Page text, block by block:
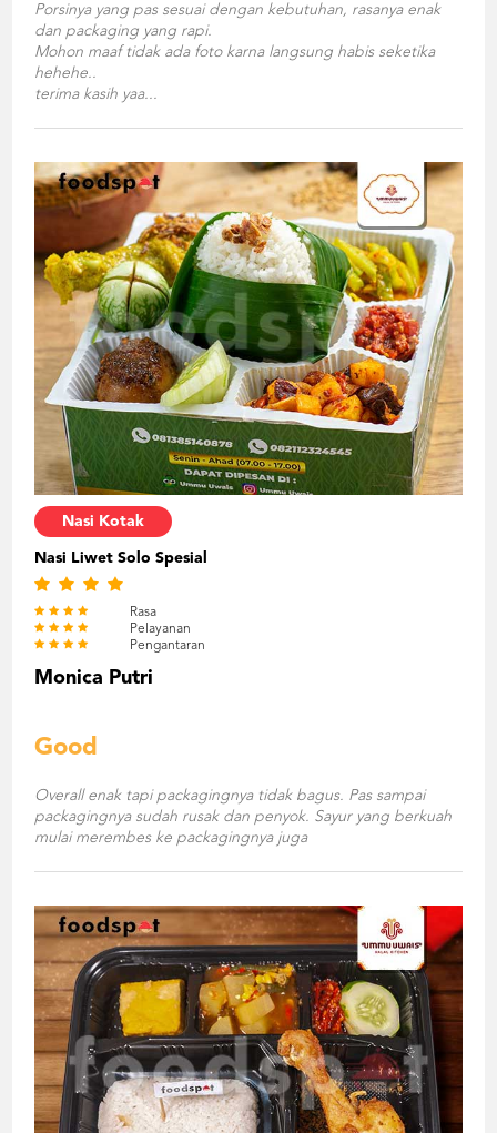
Porsinya yang pas sesuai dengan kebutuhan, rasanya enak
dan packaging yang rapi.
Mohon maaf tidak ada foto karna langsung habis seketika
hehehe..
terima kasih yaa...
Nasi Kotak
Nasi Liwet Solo Spesial
Rasa
Pelayanan
Pengantaran
Monica Putri
Good
Overall enak tapi packagingnya tidak bagus. Pas sampai
packagingnya sudah rusak dan penyok. Sayur yang berkuah
mulai merembes ke packagingnya juga